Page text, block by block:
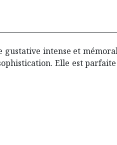
gustative intense et
Elle est